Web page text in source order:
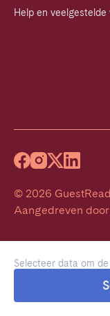
Selecteer data om
Help en veelgestelde
© 2026
Aangedreven door